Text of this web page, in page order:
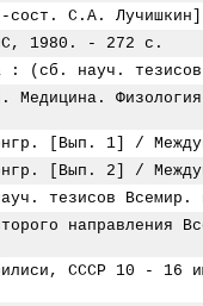
сост. С.А.
1980. - 272 с.
: (сб. науч.
Медицина.
[Вып. 1] /
[Вып. 2] /
науч. тезисов
СССР 10 -